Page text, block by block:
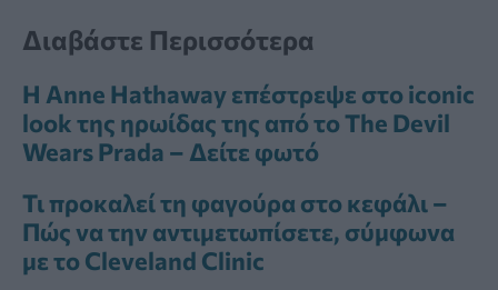
Διαβάστε Περισσότερα
Η Anne Hathaway επέστρεψε στο iconic
look της ηρωίδας της από το The Devil
Wears Prada – Δείτε φωτό
Τι προκαλεί τη φαγούρα στο κεφάλι –
Πώς να την αντιμετωπίσετε, σύμφωνα
με το Cleveland Clinic